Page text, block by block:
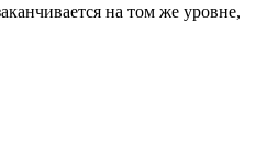
на том же уровне,